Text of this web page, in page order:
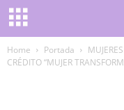
Home Portada
CRÉDITO “MUJER